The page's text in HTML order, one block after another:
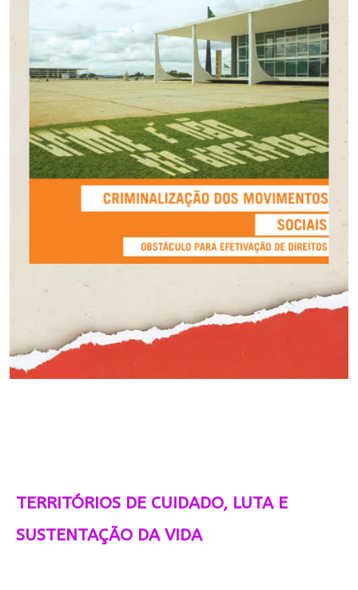
TERRITÓRIOS DE CUIDADO, LUTA E
SUSTENTAÇÃO DA VIDA